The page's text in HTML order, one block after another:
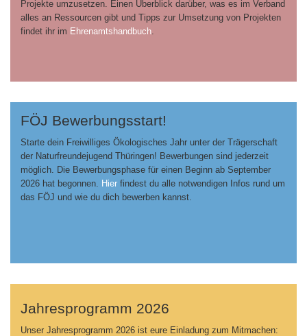
Projekte umzusetzen. Einen Überblick darüber, was es im Verband
alles an Ressourcen gibt und Tipps zur Umsetzung von Projekten
findet ihr im Ehrenamtshandbuch
FÖJ Bewerbungsstart!
Starte dein Freiwilliges Ökologisches Jahr unter der Trägerschaft
der Naturfreundejugend Thüringen! Bewerbungen sind jederzeit
möglich. Die Bewerbungsphase für einen Beginn ab September
2026 hat begonnen. Hier findest du alle notwendigen Infos rund um
das FÖJ und wie du dich bewerben kannst.
Jahresprogramm 2026
Unser Jahresprogramm 2026 ist eure Einladung zum Mitmachen: